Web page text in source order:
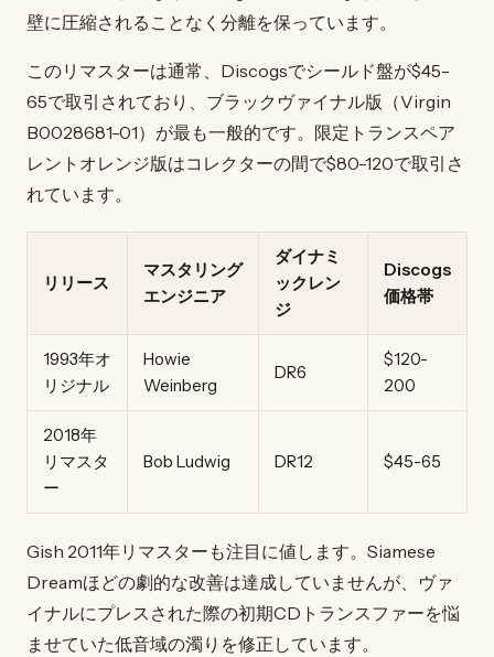
壁に圧縮されることなく分離を保っています。
このリマスターは通常、Discogsでシールド盤が$45-
65で取引されており、ブラックヴァイナル版（Virgin
B0028681-01）が最も一般的です。限定トランスペア
レントオレンジ版はコレクターの間で$80-120で取引さ
れています。
リリース
マスタリング
エンジニア
ダイナミ
ックレン
ジ
Discogs
価格帯
1993年オ
リジナル
Howie
Weinberg
DR6
$120-
200
2018年
リマスタ
ー
Bob Ludwig DR12 $45-65
Gish 2011年リマスターも注目に値します。Siamese
Dreamほどの劇的な改善は達成していませんが、ヴァ
イナルにプレスされた際の初期CDトランスファーを悩
ませていた低音域の濁りを修正しています。